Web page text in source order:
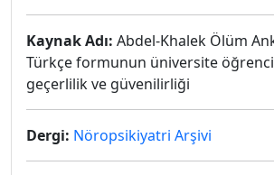
Kaynak Adı: Abdel-Khalek Ölüm
Türkçe formunun üniversite
geçerlilik ve güvenilirliği
Dergi: Nöropsikiyatri Arşivi